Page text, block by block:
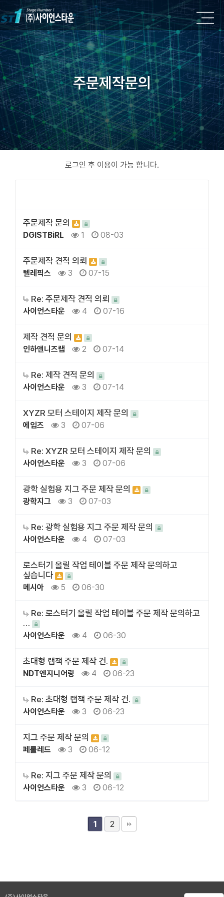
주문제작문의
로그인 후 이용이 가능 합니다.
주문제작 문의
DGISTBiRL 1 08-03
주문제작 견적 의뢰
텔레픽스 3 07-15
Re: 주문제작 견적 의뢰
사이언스타운 4 07-16
제작 견적 문의
인하앤니즈랩 2 07-14
Re: 제작 견적 문의
사이언스타운 3 07-14
XYZR 모터 스테이지 제작 문의
에임즈 3 07-06
Re: XYZR 모터 스테이지 제작 문의
사이언스타운 3 07-06
광학 실험용 지그 주문 제작 문의
광학지그 3 07-03
Re: 광학 실험용 지그 주문 제작 문의
사이언스타운 4 07-03
로스터기 올릴 작업 테이블 주문 제작 문의하고
싶습니다
메시아 5 06-30
Re: 로스터기 올릴 작업 테이블 주문 제작 문의하고
…
사이언스타운 4 06-30
초대형 랩잭 주문 제작 건.
NDT엔지니어링 4 06-23
Re: 초대형 랩잭 주문 제작 건.
사이언스타운 3 06-23
지그 주문 제작 문의
페롤레드 3 06-12
Re: 지그 주문 제작 문의
사이언스타운 3 06-12
1 2